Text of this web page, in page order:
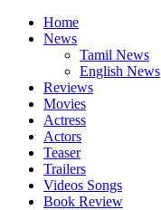
Home
News
Tamil News
English News
Reviews
Movies
Actress
Actors
Teaser
Trailers
Videos Songs
Book Review